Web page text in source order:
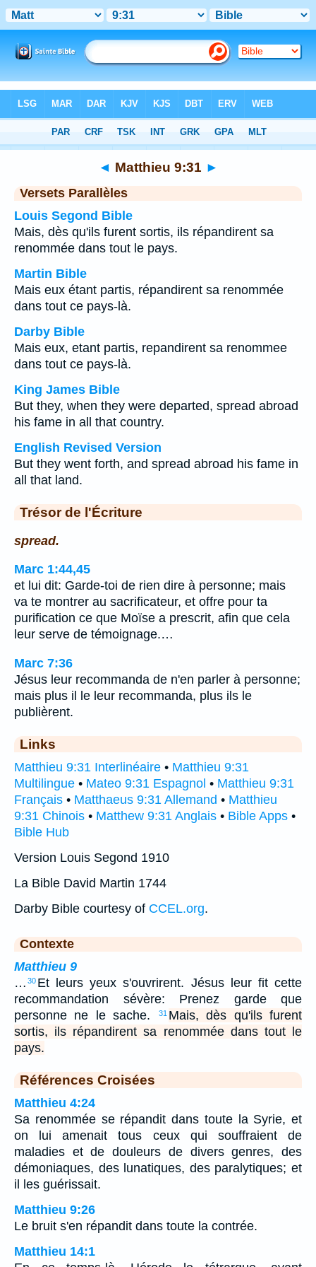
Chapitre 9 > Verset 31
◄ Matthieu 9:31 ►
Versets Parallèles
Louis Segond Bible
Mais, dès qu'ils furent sortis, ils répandirent sa
renommée dans tout le pays.
Martin Bible
Mais eux étant partis, répandirent sa renommée
dans tout ce pays-là.
Darby Bible
Mais eux, etant partis, repandirent sa renommee
dans tout ce pays-là.
King James Bible
But they, when they were departed, spread abroad
his fame in all that country.
English Revised Version
But they went forth, and spread abroad his fame in
all that land.
Trésor de l'Écriture
spread.
Marc 1:44,45
et lui dit: Garde-toi de rien dire à personne; mais
va te montrer au sacrificateur, et offre pour ta
purification ce que Moïse a prescrit, afin que cela
leur serve de témoignage.…
Marc 7:36
Jésus leur recommanda de n'en parler à personne;
mais plus il le leur recommanda, plus ils le
publièrent.
Links
Matthieu 9:31 Interlinéaire • Matthieu 9:31
Multilingue • Mateo 9:31 Espagnol • Matthieu 9:31
Français • Matthaeus 9:31 Allemand • Matthieu
9:31 Chinois • Matthew 9:31 Anglais • Bible Apps •
Bible Hub
Version Louis Segond 1910
La Bible David Martin 1744
Darby Bible courtesy of CCEL.org.
Contexte
Matthieu 9
… 30 Et leurs yeux s'ouvrirent. Jésus leur fit cette
recommandation sévère: Prenez garde que
personne ne le sache.
31 Mais, dès qu'ils furent
sortis, ils répandirent sa renommée dans tout le
pays.
Références Croisées
Matthieu 4:24
Sa renommée se répandit dans toute la Syrie, et
on lui amenait tous ceux qui souffraient de
maladies et de douleurs de divers genres, des
démoniaques, des lunatiques, des paralytiques; et
il les guérissait.
Matthieu 9:26
Le bruit s'en répandit dans toute la contrée.
Matthieu 14:1